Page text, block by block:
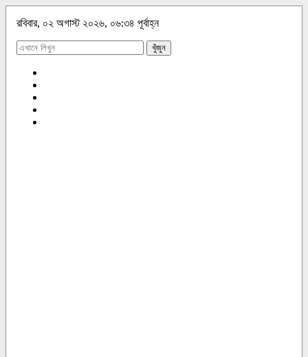
রবিবার, ০২ অগাস্ট ২০২৬, ০৬:৩৪ পূর্বাহ্ন
খুঁজুন